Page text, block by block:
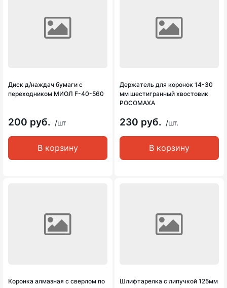
Диск д/наждач бумаги с
переходником МИОЛ F-40-560
200 руб. /шт
В корзину
Держатель для коронок 14-30
мм шестигранный хвостовик
РОСОМАХА
230 руб. /шт.
В корзину
Коронка алмазная с сверлом по
Шлифтарелка с липучкой 125мм